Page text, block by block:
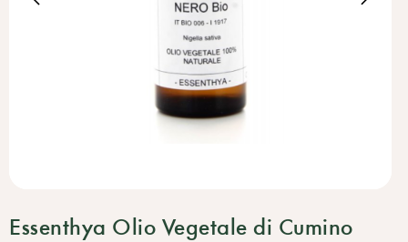
Essenthya Olio Vegetale di Cumino